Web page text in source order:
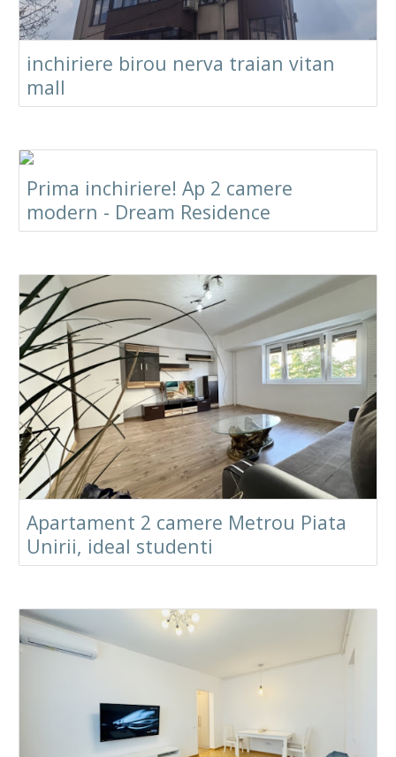
inchiriere birou nerva traian vitan
mall
Prima inchiriere! Ap 2 camere
modern - Dream Residence
Apartament 2 camere Metrou Piata
Unirii, ideal studenti